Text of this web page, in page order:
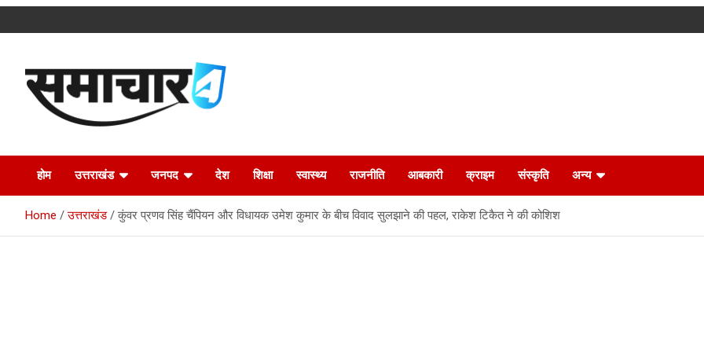
to
Samachar4u
होम उत्तराखंड जनपद देश शिक्षा स्वास्थ्य राजनीति आबकारी क्राइम संस्कृति अन्य
Home उत्तराखंड कुंवर प्रणव सिंह चैंपियन और विधायक उमेश कुमार के बीच विवाद सुलझाने की पहल, राकेश टिकैत ने की कोशिश